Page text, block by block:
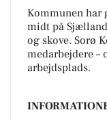
Kommunen har
midt på
og skove. Sorø
medarbejdere –
arbejdsplads.